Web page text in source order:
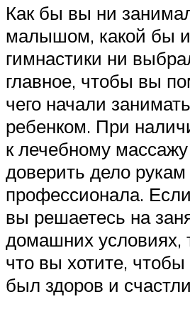
Как бы вы ни
малышом, какой бы
гимнастики ни
главное, чтобы вы
чего начали
ребенком. При
к лечебному
доверить дело рукам
профессионала.
вы решаетесь на
домашних условиях,
что вы хотите,
был здоров и